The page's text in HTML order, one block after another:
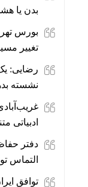
بدن یا
بورس
تغییر
رضایی:
نشسته
ادبیاتی
دفتر
التماس
توافق